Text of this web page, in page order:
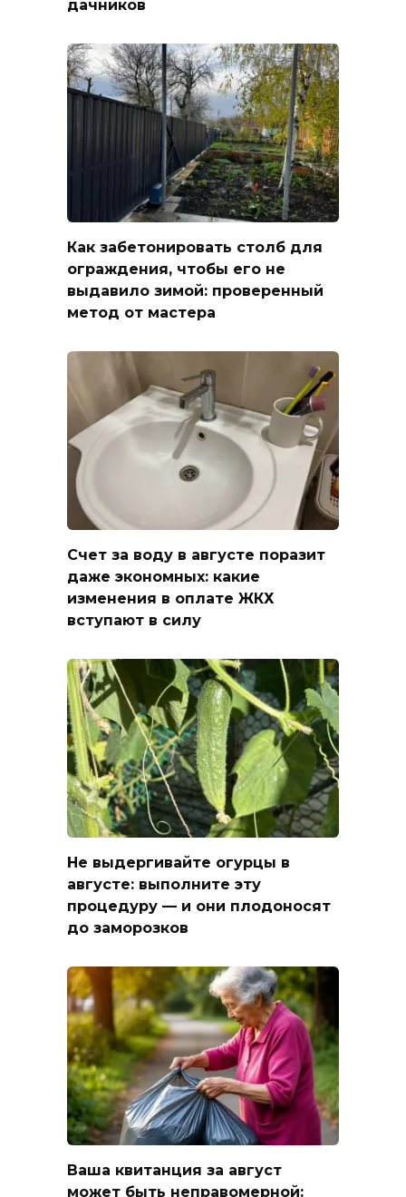
дачников
Как забетонировать столб для
ограждения, чтобы его не
выдавило зимой: проверенный
метод от мастера
Счет за воду в августе поразит
даже экономных: какие
изменения в оплате ЖКХ
вступают в силу
Не выдергивайте огурцы в
августе: выполните эту
процедуру — и они плодоносят
до заморозков
Ваша квитанция за август
может быть неправомерной: